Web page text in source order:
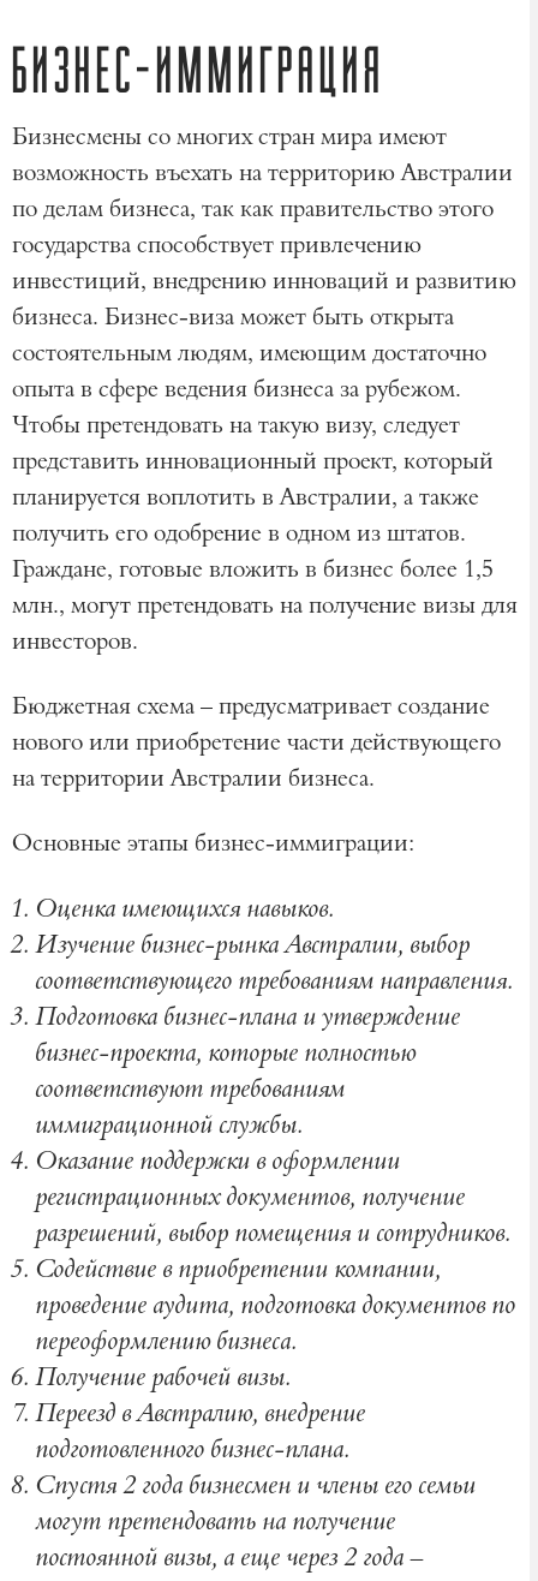
БИЗНЕС-ИММИГРАЦИЯ
Бизнесмены со многих стран мира имеют
возможность въехать на территорию Австралии
по делам бизнеса, так как правительство этого
государства способствует привлечению
инвестиций, внедрению инноваций и развитию
бизнеса. Бизнес-виза может быть открыта
состоятельным людям, имеющим достаточно
опыта в сфере ведения бизнеса за рубежом.
Чтобы претендовать на такую визу, следует
представить инновационный проект, который
планируется воплотить в Австралии, а также
получить его одобрение в одном из штатов.
Граждане, готовые вложить в бизнес более 1,5
млн., могут претендовать на получение визы для
инвесторов.
Бюджетная схема – предусматривает создание
нового или приобретение части действующего
на территории Австралии бизнеса.
Основные этапы бизнес-иммиграции:
Оценка имеющихся навыков.
Изучение бизнес-рынка Австралии, выбор
соответствующего требованиям направления.
Подготовка бизнес-плана и утверждение
бизнес-проекта, которые полностью
соответствуют требованиям
иммиграционной службы.
Оказание поддержки в оформлении
регистрационных документов, получение
разрешений, выбор помещения и сотрудников.
Содействие в приобретении компании,
проведение аудита, подготовка документов по
переоформлению бизнеса.
Получение рабочей визы.
Переезд в Австралию, внедрение
подготовленного бизнес-плана.
Спустя 2 года бизнесмен и члены его семьи
могут претендовать на получение
постоянной визы, а еще через 2 года –